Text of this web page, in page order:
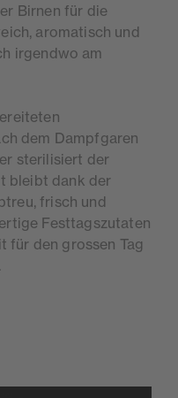
Birnen für die
aromatisch und
irgendwo am
dem Dampfgaren
sterilisiert der
bleibt dank der
frisch und
Festtagszutaten
für den grossen Tag